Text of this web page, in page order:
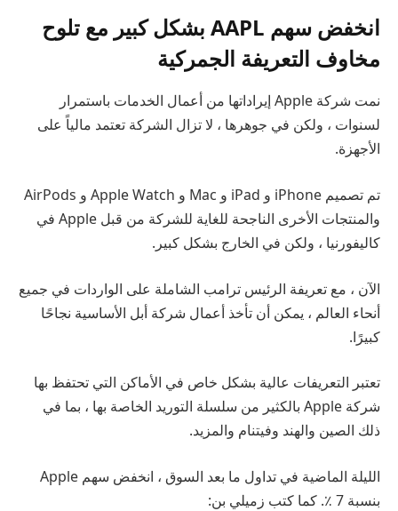
انخفض سهم AAPL بشكل كبير مع تلوح
مخاوف التعريفة الجمركية
نمت شركة Apple إيراداتها من أعمال الخدمات باستمرار
لسنوات ، ولكن في جوهرها ، لا تزال الشركة تعتمد مالياً على
الأجهزة.
تم تصميم iPhone و iPad و Mac و Apple Watch و AirPods
والمنتجات الأخرى الناجحة للغاية للشركة من قبل Apple في
كاليفورنيا ، ولكن في الخارج بشكل كبير.
الآن ، مع تعريفة الرئيس ترامب الشاملة على الواردات في جميع
أنحاء العالم ، يمكن أن تأخذ أعمال شركة أبل الأساسية نجاحًا
كبيرًا.
تعتبر التعريفات عالية بشكل خاص في الأماكن التي تحتفظ بها
شركة Apple بالكثير من سلسلة التوريد الخاصة بها ، بما في
ذلك الصين والهند وفيتنام والمزيد.
الليلة الماضية في تداول ما بعد السوق ، انخفض سهم Apple
بنسبة 7 ٪. كما كتب زميلي بن: